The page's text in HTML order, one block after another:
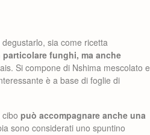
sia come ricetta
funghi, ma anche
Si compone di Nshima mescolato e
è a base di foglie di
può accompagnare anche una
sono considerati uno spuntino